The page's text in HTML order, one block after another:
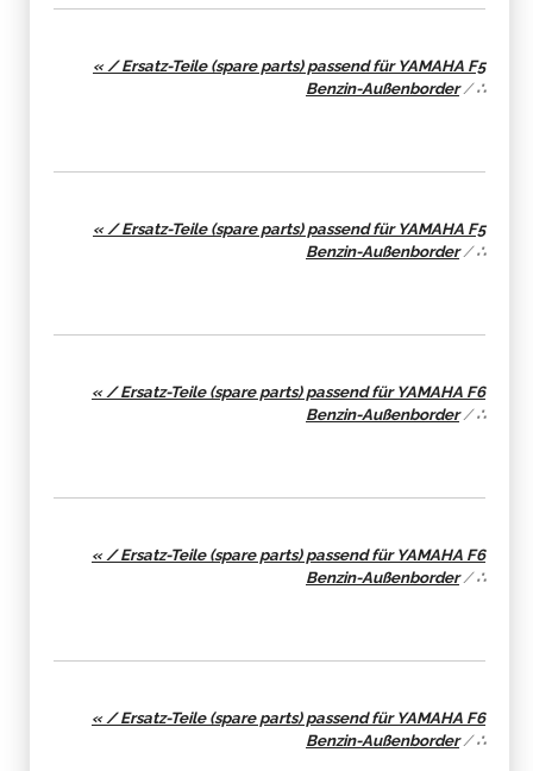
« / Ersatz-Teile (spare parts) passend für YAMAHA F5
Benzin-Außenborder/∴
« / Ersatz-Teile (spare parts) passend für YAMAHA F5
Benzin-Außenborder/∴
« / Ersatz-Teile (spare parts) passend für YAMAHA F6
Benzin-Außenborder/∴
« / Ersatz-Teile (spare parts) passend für YAMAHA F6
Benzin-Außenborder/∴
« / Ersatz-Teile (spare parts) passend für YAMAHA F6
Benzin-Außenborder/∴